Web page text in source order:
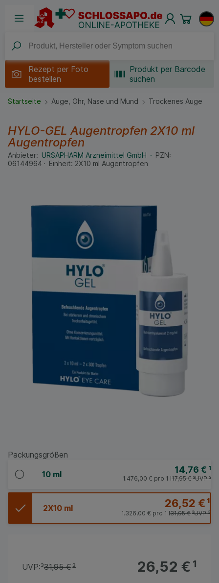
Rezept per Foto
bestellen
Produkt per Barcode
suchen
Startseite Auge, Ohr, Nase und Mund Trockenes Auge
HYLO-GEL Augentropfen 2X10 ml
Augentropfen
Anbieter: URSAPHARM Arzneimittel GmbH
PZN:
06144964
Einheit: 2X10 ml Augentropfen
Packungsgrößen
10 ml 14,76 € ¹
UVP:³
17,95 €³
1.476,00 € pro 1 l
2X10 ml 26,52 €¹
UVP:³
31,95 €³
1.326,00 € pro 1 l
26,52 €¹
UVP:³31,95 €³